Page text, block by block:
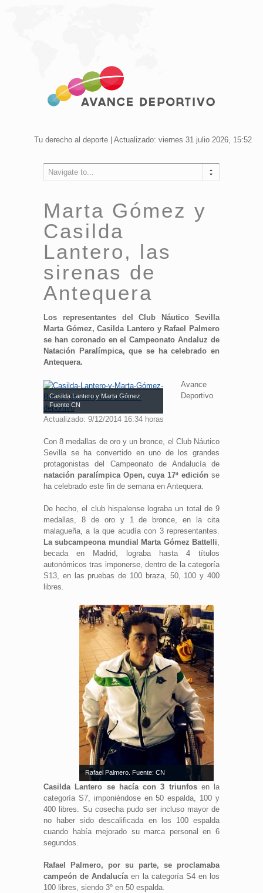
Tu derecho al deporte | Actualizado: viernes 31 julio 2026, 15:52
Navigate to...
Marta Gómez y
Casilda
Lantero, las
sirenas de
Antequera
Los representantes del Club Náutico Sevilla
Marta Gómez, Casilda Lantero y Rafael Palmero
se han coronado en el Campeonato Andaluz de
Natación Paralímpica, que se ha celebrado en
Antequera.
Casilda Lantero y Marta Gómez.
Fuente CN
Avance
Deportivo
Actualizado: 9/12/2014 16:34 horas
Con 8 medallas de oro y un bronce, el Club Náutico
Sevilla se ha convertido en uno de los grandes
protagonistas del Campeonato de Andalucía de
natación paralímpica Open, cuya 17ª edición se
ha celebrado este fin de semana en Antequera.
De hecho, el club hispalense lograba un total de 9
medallas, 8 de oro y 1 de bronce, en la cita
malagueña, a la que acudía con 3 representantes.
La subcampeona mundial Marta Gómez Battelli,
becada en Madrid, lograba hasta 4 títulos
autonómicos tras imponerse, dentro de la categoría
S13, en las pruebas de 100 braza, 50, 100 y 400
libres.
Rafael Palmero. Fuente: CN
Casilda Lantero se hacía con 3 triunfosen la
categoría S7, imponiéndose en 50 espalda, 100 y
400 libres. Su cosecha pudo ser incluso mayor de
no haber sido descalificada en los 100 espalda
cuando había mejorado su marca personal en 6
segundos.
Rafael Palmero, por su parte, se proclamaba
campeón de Andalucíaen la categoría S4 en los
100 libres, siendo 3º en 50 espalda.